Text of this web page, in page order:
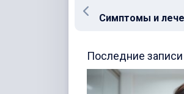
Последние записи